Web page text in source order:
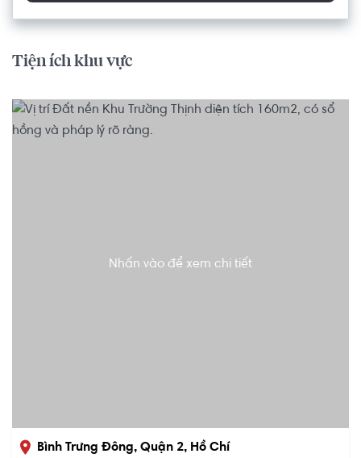
Tiện ích khu vực
Nhấn vào để xem chi tiết
Bình Trưng Đông, Quận 2, Hồ Chí